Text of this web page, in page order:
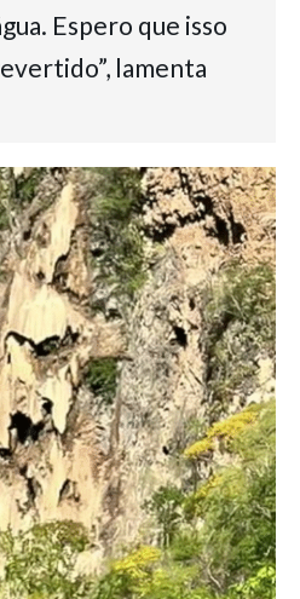
Espero que isso
lamenta